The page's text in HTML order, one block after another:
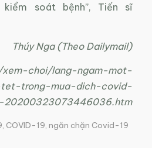
soát bệnh”, Tiến sĩ
Thúy Nga (Theo Dailymail)
xem-choi/lang-ngam-mot-
trong-mua-dich-covid-
20200323073446036.htm
, COVID-19, ngăn chặn Covid-19